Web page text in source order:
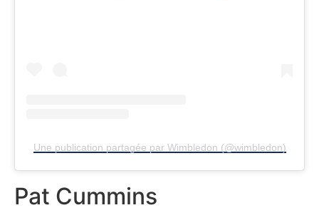
Une publication partagée par Wimbledon (@wimbledon)
Pat Cummins